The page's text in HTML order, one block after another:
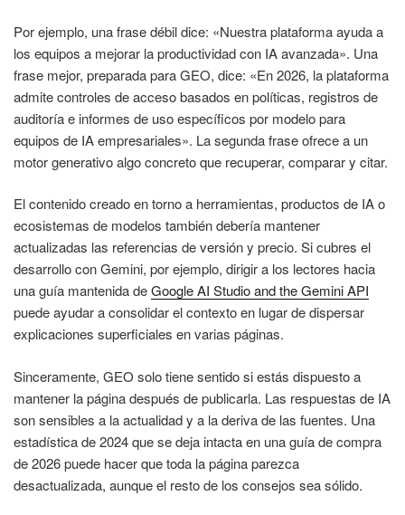
Por ejemplo, una frase débil dice: «Nuestra plataforma ayuda a
los equipos a mejorar la productividad con IA avanzada». Una
frase mejor, preparada para GEO, dice: «En 2026, la plataforma
admite controles de acceso basados en políticas, registros de
auditoría e informes de uso específicos por modelo para
equipos de IA empresariales». La segunda frase ofrece a un
motor generativo algo concreto que recuperar, comparar y citar.
El contenido creado en torno a herramientas, productos de IA o
ecosistemas de modelos también debería mantener
actualizadas las referencias de versión y precio. Si cubres el
desarrollo con Gemini, por ejemplo, dirigir a los lectores hacia
una guía mantenida deGoogle AI Studio and the Gemini API
puede ayudar a consolidar el contexto en lugar de dispersar
explicaciones superficiales en varias páginas.
Sinceramente, GEO solo tiene sentido si estás dispuesto a
mantener la página después de publicarla. Las respuestas de IA
son sensibles a la actualidad y a la deriva de las fuentes. Una
estadística de 2024 que se deja intacta en una guía de compra
de 2026 puede hacer que toda la página parezca
desactualizada, aunque el resto de los consejos sea sólido.